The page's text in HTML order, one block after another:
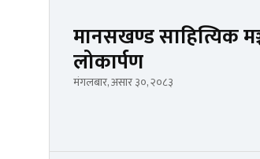
मानसखण्ड साहित्यिक
लोकार्पण
मंगलबार, असार ३०, २०८३